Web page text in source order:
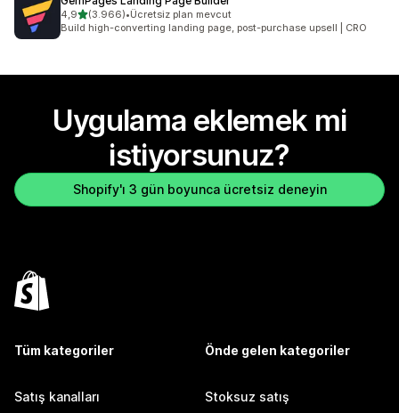
4,95 yıldız üzerinden
(3.966)
toplam 3966 değerlendirme
•Ücretsiz plan mevcut
Build high-converting landing page, post-purchase upsell | CRO
Uygulama eklemek mi
istiyorsunuz?
Shopify'ı 3 gün boyunca ücretsiz deneyin
Tüm kategoriler
Satış kanalları
Önde gelen kategoriler
Stoksuz satış